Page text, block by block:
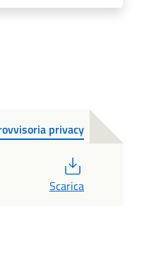
privacy
Scarica